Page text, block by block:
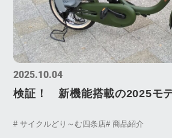
2025.10.04
検証！ 新機能搭載の2025モ
# サイクルどり～む四条店# 商品紹介